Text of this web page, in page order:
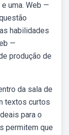
uma. Web —
habilidades
—
produção de
da sala de
textos curtos
para o
permitem que